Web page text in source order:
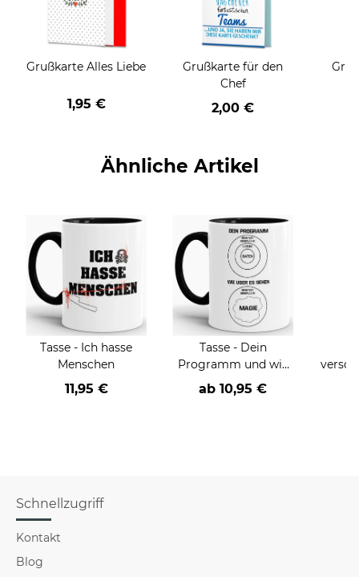
Grußkarte Alles Liebe
1,95 €
Grußkarte für den
Chef
2,00 €
Ähnliche Artikel
Tasse - Ich hasse
Menschen
11,95 €
Tasse - Dein
Programm und wie
User es sehen -
Verschiedene Farben-
ab 10,95 €
Schnellzugriff
Kontakt
Blog